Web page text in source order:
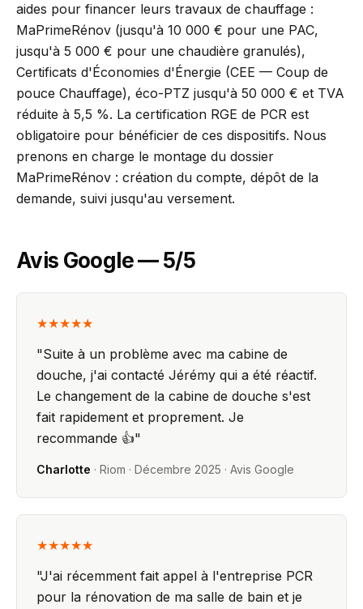
aides pour financer leurs travaux de chauffage :
MaPrimeRénov (jusqu'à 10 000 € pour une PAC,
jusqu'à 5 000 € pour une chaudière granulés),
Certificats d'Économies d'Énergie (CEE — Coup de
pouce Chauffage), éco-PTZ jusqu'à 50 000 € et TVA
réduite à 5,5 %. La certification RGE de PCR est
obligatoire pour bénéficier de ces dispositifs. Nous
prenons en charge le montage du dossier
MaPrimeRénov : création du compte, dépôt de la
demande, suivi jusqu'au versement.
Avis Google — 5/5
★★★★★
"Suite à un problème avec ma cabine de
douche, j'ai contacté Jérémy qui a été réactif.
Le changement de la cabine de douche s'est
fait rapidement et proprement. Je
recommande 👍"
Charlotte · Riom · Décembre 2025 · Avis Google
★★★★★
"J'ai récemment fait appel à l'entreprise PCR
pour la rénovation de ma salle de bain et je